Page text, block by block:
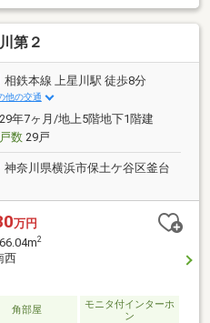
第２
相鉄本線 上星川駅 徒歩8分
他の交通
年7ヶ月/地上5階地下1階建
数29戸
神奈川県横浜市保土ケ谷区釜台
万円
2
西
角部屋
モニタ付インターホ
ン